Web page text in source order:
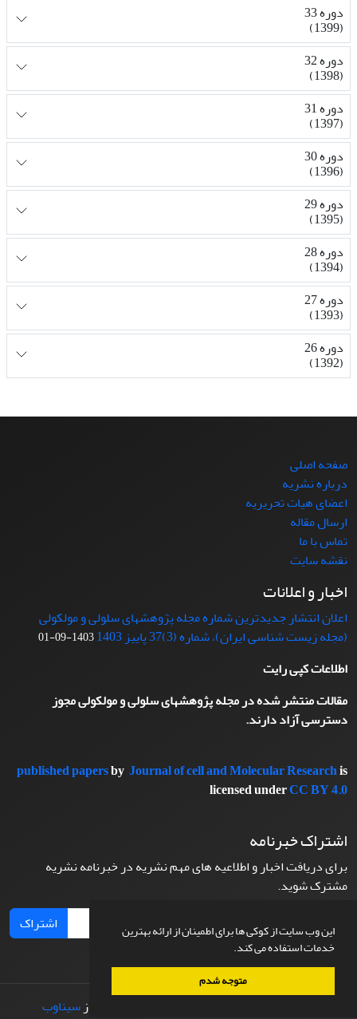
این وب سایت از کوکی ها برای اطمینان از ارائه بهترین
خدمات استفاده می کند.
متوجه شدم
دوره 33
(1399)
دوره 32
(1398)
دوره 31
(1397)
دوره 30
(1396)
دوره 29
(1395)
دوره 28
(1394)
دوره 27
(1393)
دوره 26
(1392)
صفحه اصلی
درباره نشریه
اعضای هیات تحریریه
ارسال مقاله
تماس با ما
نقشه سایت
اخبار و اعلانات
اعلان انتشار جدیدترین شماره مجله پژوهشهای سلولی و مولکولی
(مجله زیست شناسی ایران)، شماره (3)37 پاییز 1403
1403-09-01
اطلاعات کپی رایت
مقالات منتشر شده در مجله پژوهشهای سلولی و مولکولی مجوز
دسترسی آزاد دارند.
published papersby Journal of cell and Molecular Researchis
licensed underCC BY 4.0
اشتراک خبرنامه
برای دریافت اخبار و اطلاعیه های مهم نشریه در خبرنامه نشریه
مشترک شوید.
اشتراک
طراحی و پیاده سازی ازسیناوب